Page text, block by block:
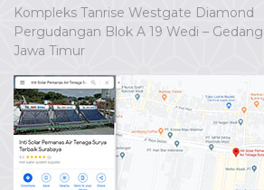
Kompleks Tanrise Westgate Diamond
Pergudangan Blok A 19 Wedi –
Jawa Timur